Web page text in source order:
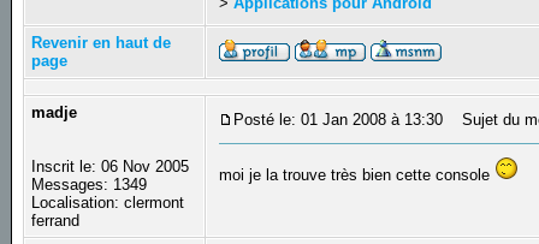
Revenir en haut de
page
madje
Inscrit le: 06 Nov 2005
Messages: 1349
Localisation: clermont
ferrand
Posté le: 01 Jan 2008 à 13:30 Sujet du
moi je la trouve très bien cette console